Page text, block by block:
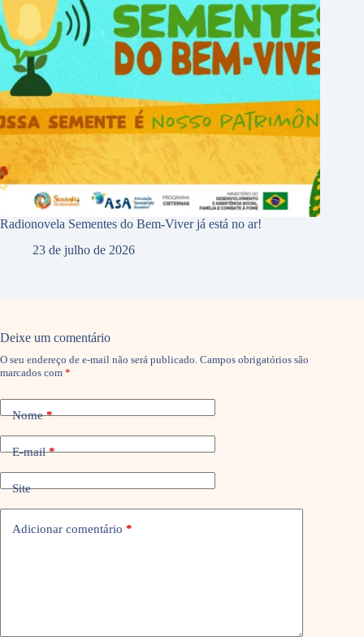
Radionovela Sementes do Bem-Viver já está no ar!
23 de julho de 2026
Deixe um comentário
O seu endereço de e-mail não será publicado. Campos obrigatórios são
marcados com *
Nome*
E-mail*
Site
Adicionar comentário *